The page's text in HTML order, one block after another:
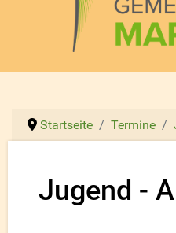
Startseite Termine
Jugend -